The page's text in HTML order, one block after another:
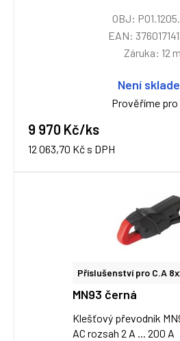
OBJ:
EAN:
Záruka: 12
Není
Prověříme pro
9 970 Kč/ks
12 063,70 Kč s DPH
Příslušenství pro C.A
MN93 černá
Klešťový převodník
AC rozsah 2 A ... 200 A